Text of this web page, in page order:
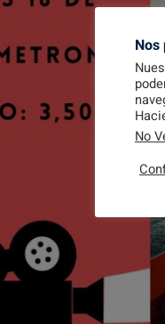
No